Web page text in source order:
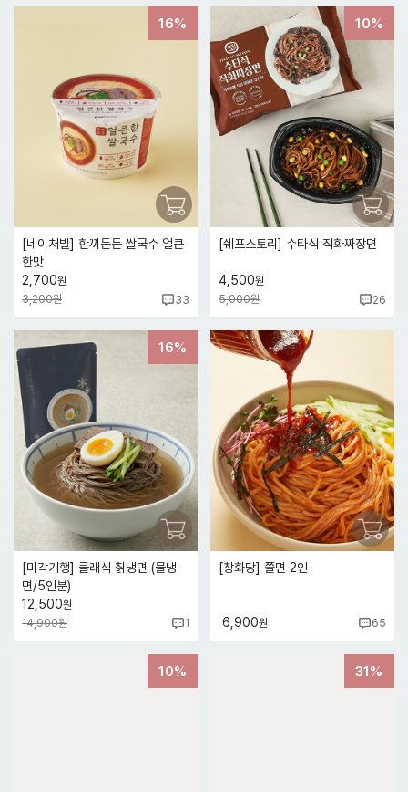
16%
[네이처빌] 한끼든든 쌀국수 얼큰
한맛
2,700원
3,200원
33
10%
[쉐프스토리] 수타식 직화짜장면
4,500원
5,000원
26
16%
[미각기행] 클래식 칡냉면 (물냉
면/5인분)
12,500원
14,900원
1
[창화당] 쫄면 2인
6,900원 65
10% 31%